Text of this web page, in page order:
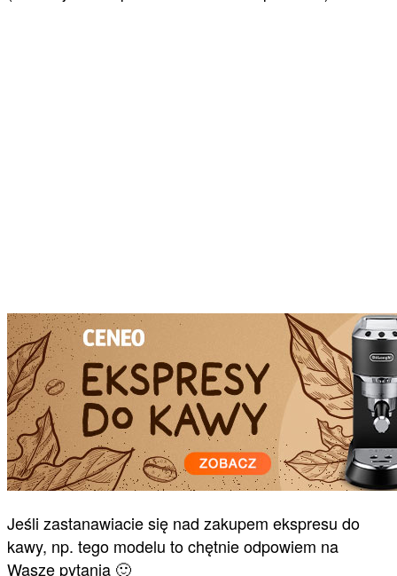
Jeśli zastanawiacie się nad zakupem ekspresu do
kawy, np. tego modelu to chętnie odpowiem na
Wasze pytania 🙂